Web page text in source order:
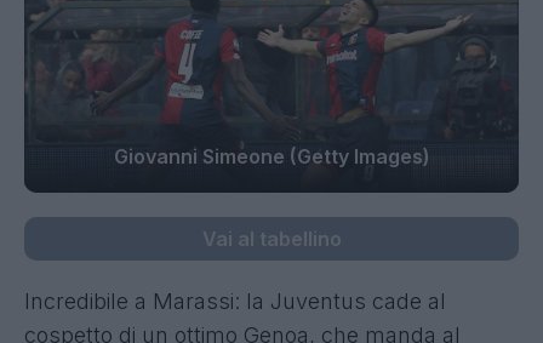
Giovanni Simeone (Getty Images)
Vai al tabellino
Incredibile a Marassi: la Juventus cade al
cospetto di un ottimo Genoa, che manda al